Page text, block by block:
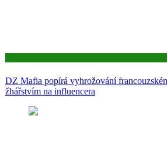
DZ Mafia popírá vyhrožování
žhářstvím na influencera